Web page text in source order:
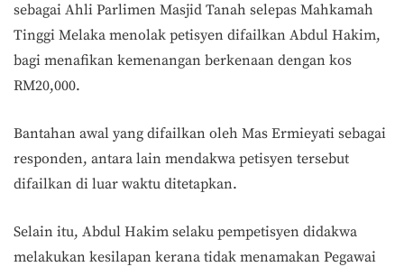
sebagai Ahli Parlimen Masjid Tanah selepas Mahkamah
Tinggi Melaka menolak petisyen difailkan Abdul Hakim,
bagi menafikan kemenangan berkenaan dengan kos
RM20,000.
Bantahan awal yang difailkan oleh Mas Ermieyati sebagai
responden, antara lain mendakwa petisyen tersebut
difailkan di luar waktu ditetapkan.
Selain itu, Abdul Hakim selaku pempetisyen didakwa
melakukan kesilapan kerana tidak menamakan Pegawai